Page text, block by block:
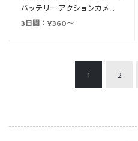
バッテリー アクションカメ…
3日間：¥360～
1 2